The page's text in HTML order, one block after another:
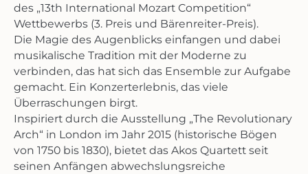
des „13th International Mozart Competition“
Wettbewerbs (3. Preis und Bärenreiter-Preis).
Die Magie des Augenblicks einfangen und dabei
musikalische Tradition mit der Moderne zu
verbinden, das hat sich das Ensemble zur Aufgabe
gemacht. Ein Konzerterlebnis, das viele
Überraschungen birgt.
Inspiriert durch die Ausstellung „The Revolutionary
Arch“ in London im Jahr 2015 (historische Bögen
von 1750 bis 1830), bietet das Akos Quartett seit
seinen Anfängen abwechslungsreiche